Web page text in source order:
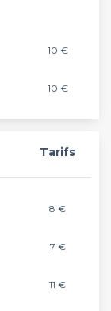
10 €
10 €
Tarifs
8 €
7 €
11 €